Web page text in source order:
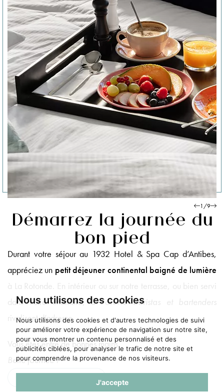
Nous utilisons des cookies
Nous utilisons des cookies et d'autres technologies de suivi
pour améliorer votre expérience de navigation sur notre site,
pour vous montrer un contenu personnalisé et des
publicités ciblées, pour analyser le trafic de notre site et
pour comprendre la provenance de nos visiteurs.
J'accepte
1/9
Démarrez la journée du
bon pied
Durant votre séjour au 1932 Hotel & Spa Cap d’Antibes,
appréciez un petit déjeuner continental baigné de lumière
à La Rotonde. En intérieur ou sur notre terrasse, ou bien servi
dans votre chambre, à l’œuvrebaristas et bartenders
rivalisent d’adresse.
Vous êtes entre de bonnes mains.
Belle journée !